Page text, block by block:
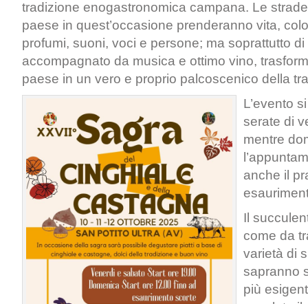
tradizione enogastronomica campana. Le
paese in quest’occasione prenderanno vita,
profumi, suoni, voci e persone; ma soprattutto
accompagnato da musica e ottimo vino,
paese in un vero e proprio palcoscenico della
L’evento
serate di
mentre
anche il
Il
come da
varietà di
sapranno
più